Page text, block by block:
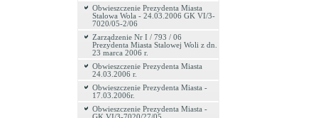
Obwieszczenie Prezydenta Miasta
Stalowa Wola - 24.03.2006 GK VI/3-
7020/05-2/06
Zarządzenie Nr I / 793 / 06
Prezydenta Miasta Stalowej Woli z dn.
23 marca 2006 r.
Obwieszczenie Prezydenta Miasta
24.03.2006 r.
Obwieszczenie Prezydenta Miasta -
17.03.2006r.
Obwieszczenie Prezydenta Miasta -